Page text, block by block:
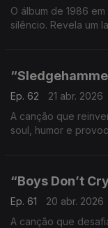
O álbum de 1986
silêncio. Revela um
Ep. 62
21 abr. 2026
A canção que
soul, humor e
“Boys Don’t
Ep. 61
20 abr. 2026
A canção que